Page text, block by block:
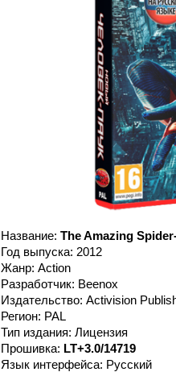
Название: The Amazing
Год выпуска: 2012
Жанр: Action
Разработчик: Beenox
Издательство: Activision
Регион: PAL
Тип издания: Лицензия
Прошивка: LT+3.0/14719
Язык интерфейса: Русский